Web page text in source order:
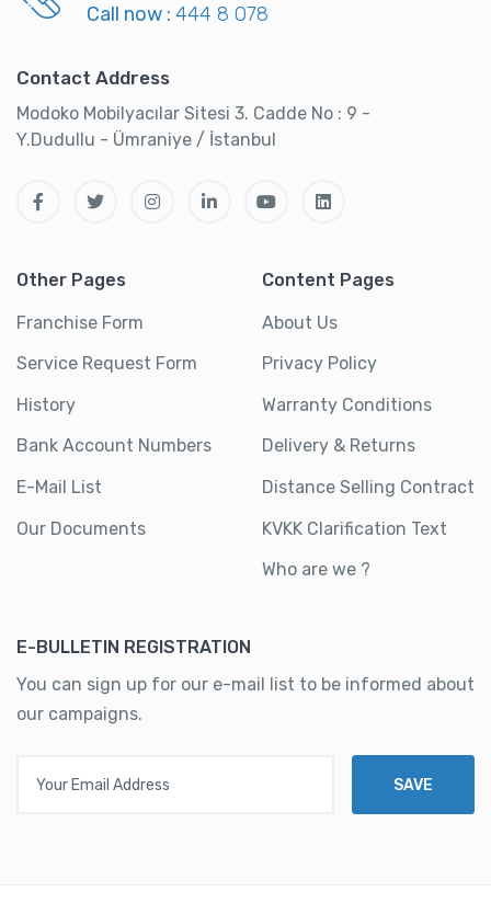
Call now : 444 8 078
Contact Address
Modoko Mobilyacılar Sitesi 3. Cadde No : 9 -
Y.Dudullu - Ümraniye / İstanbul
Other Pages
Franchise Form
Service Request Form
History
Bank Account Numbers
E-Mail List
Our Documents
Content Pages
About Us
Privacy Policy
Warranty Conditions
Delivery & Returns
Distance Selling Contract
KVKK Clarification Text
Who are we ?
E-BULLETIN REGISTRATION
You can sign up for our e-mail list to be informed about
our campaigns.
SAVE